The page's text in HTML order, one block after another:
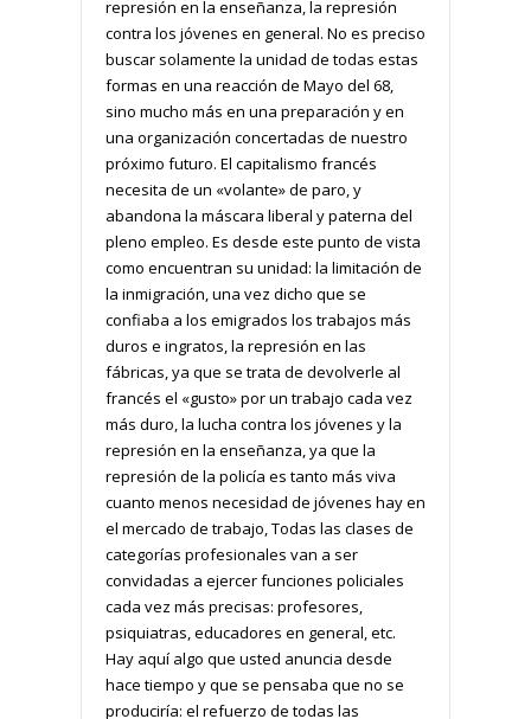
represión en la enseñanza, la represión
contra los jóvenes en general. No es preciso
buscar solamente la unidad de todas estas
formas en una reacción de Mayo del 68,
sino mucho más en una preparación y en
una organización concertadas de nuestro
próximo futuro. El capitalismo francés
necesita de un «volante» de paro, y
abandona la máscara liberal y paterna del
pleno empleo. Es desde este punto de vista
como encuentran su unidad: la limitación de
la inmigración, una vez dicho que se
confiaba a los emigrados los trabajos más
duros e ingratos, la represión en las
fábricas, ya que se trata de devolverle al
francés el «gusto» por un trabajo cada vez
más duro, la lucha contra los jóvenes y la
represión en la enseñanza, ya que la
represión de la policía es tanto más viva
cuanto menos necesidad de jóvenes hay en
el mercado de trabajo, Todas las clases de
categorías profesionales van a ser
convidadas a ejercer funciones policiales
cada vez más precisas: profesores,
psiquiatras, educadores en general, etc.
Hay aquí algo que usted anuncia desde
hace tiempo y que se pensaba que no se
produciría: el refuerzo de todas las